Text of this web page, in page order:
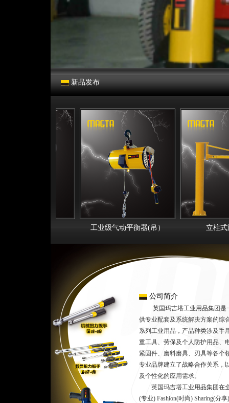
新品发布
工业级气动平衡器(吊） 立柱式旋
公司简介
英国玛吉塔工业用品集团是
供专业配套及系统解决方案的综
系列工业用品，产品种类涉及手
重工具、劳保及个人防护用品、
紧固件、磨料磨具、刃具等各个
专业品牌建立了战略合作关系，
及个性化的应用需求。
英国玛吉塔工业用品集团在全
(专业) Fashion(时尚) Sharing(分